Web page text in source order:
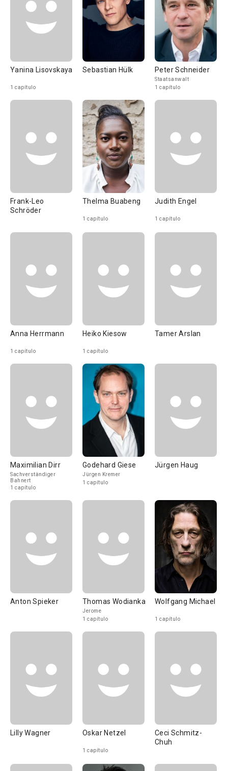
Yanina Lisovskaya
1 capítulo
Sebastian Hülk Peter Schneider
Staatsanwalt
1 capítulo
Frank-Leo
Schröder
Thelma Buabeng
1 capítulo
Judith Engel
1 capítulo
Anna Herrmann
1 capítulo
Heiko Kiesow
1 capítulo
Tamer Arslan
Maximilian Dirr
Sachverständiger
Bahnert
1 capítulo
Godehard Giese
Jürgen Kremer
1 capítulo
Jürgen Haug
Anton Spieker Thomas Wodianka
Jerome
1 capítulo
Wolfgang Michael
1 capítulo
Lilly Wagner Oskar Netzel
1 capítulo
Ceci Schmitz-
Chuh